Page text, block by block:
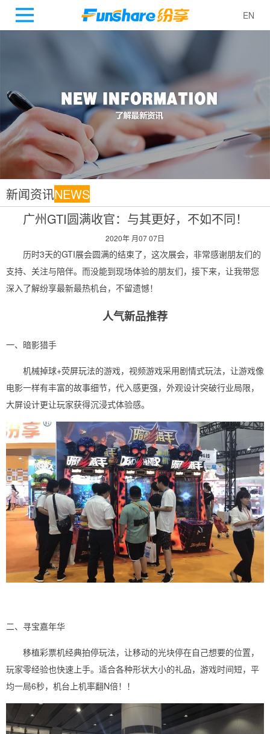
EN
新闻资讯NEWS
广州GTI圆满收官：与其更好，不如不同！
2020年 月07 07日
历时3天的GTI展会圆满的结束了，这次展会，非常感谢朋友们的
支持、关注与陪伴。而没能到现场体验的朋友们，接下来，让我带您
深入了解纷享最新最热机台，不留遗憾！
人气新品推荐
一、暗影猎手
机械掉球+荧屏玩法的游戏，视频游戏采用剧情式玩法，让游戏像
电影一样有丰富的故事细节，代入感更强，外观设计突破行业局限，
大屏设计更让玩家获得沉浸式体验感。
二、寻宝嘉年华
移植彩票机经典拍停玩法，让移动的光块停在自己想要的位置，
玩家零经验也快速上手。适合各种形状大小的礼品，游戏时间短，平
均一局6秒，机台上机率翻N倍！！